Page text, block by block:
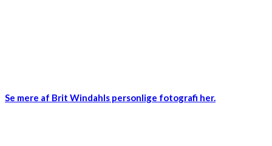
Se mere af Brit Windahls personlige fotografi her.